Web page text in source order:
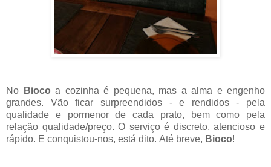
No Bioco a cozinha é pequena, mas a alma e engenho
grandes. Vão ficar surpreendidos - e rendidos - pela
qualidade e pormenor de cada prato, bem como pela
relação qualidade/preço. O serviço é discreto, atencioso e
rápido. E conquistou-nos, está dito. Até breve, Bioco!